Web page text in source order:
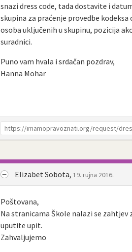
snazi dress code, tada dostavite i
skupina za praćenje provedbe
osoba uključenih u skupinu, pozicija
suradnici.
Puno vam hvala i srdačan pozdrav,
Hanna Mohar
Elizabet Sobota, 19. rujna 2016.
Poštovana,
Na stranicama Škole nalazi se
uputite upit.
Zahvaljujemo